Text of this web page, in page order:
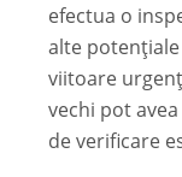
efectua o
alte
viitoare
vechi pot
de verificare